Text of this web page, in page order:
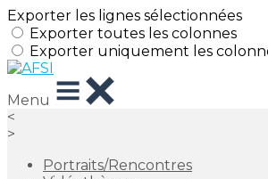
Exporter les lignes sélectionnées
Exporter toutes les colonnes
Exporter uniquement les
Menu
<
>
Portraits/Rencontres